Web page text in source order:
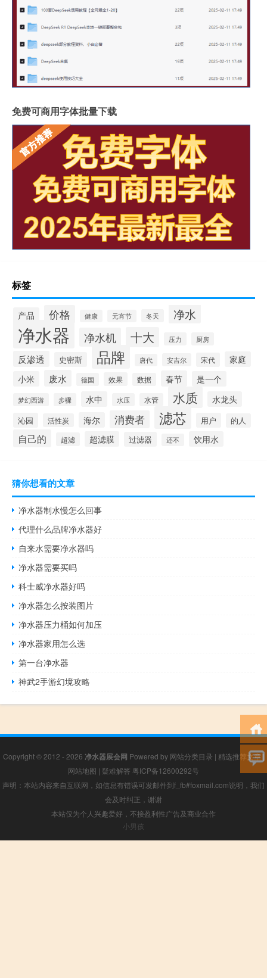
免费可商用字体批量下载
标签
产品 价格 健康 元宵节 冬天 净水
净水器 净水机 十大 压力 厨房
反渗透 史密斯 品牌 唐代 安吉尔 宋代
家庭
小米
废水 德国 效果 数据 春节 是一个
梦幻西游 步骤 水中 水压 水管 水质 水龙头
沁园 活性炭 海尔 消费者 滤芯 用户 的人
自己的 超滤 超滤膜 过滤器 还不 饮用水
猜你想看的文章
净水器制水慢怎么回事
代理什么品牌净水器好
自来水需要净水器吗
净水器需要买吗
科士威净水器好吗
净水器怎么按装图片
净水器压力桶如何加压
净水器家用怎么选
第一台净水器
神武2手游幻境攻略
Copyright © 2012 - 2026 净水器展会网 Powered by 网站分类目录 | 精选推荐文章|
网站地图 | 疑难解答 粤ICP备12600292号
声明：本站内容来自互联网，如信息有错误可发邮件到f_fb#foxmail.com说明，我们
会及时纠正，谢谢
本站仅为个人兴趣爱好，不接盈利性广告及商业合作
小男孩